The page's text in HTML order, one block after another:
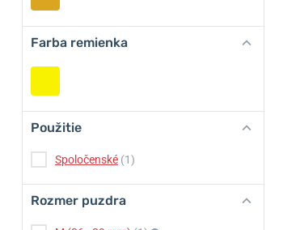
Farba remienka
Použitie
Spoločenské (1)
Rozmer puzdra